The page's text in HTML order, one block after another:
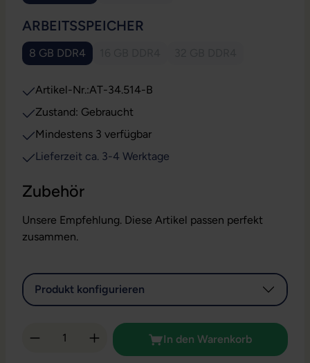
ARBEITSSPEICHER
8 GB DDR4
Artikel-Nr.:AT-34.514-B
Zustand: Gebraucht
Mindestens 3 verfügbar
Lieferzeit ca. 3-4 Werktage
Zubehör
Unsere Empfehlung. Diese Artikel passen perfekt
zusammen.
Produkt konfigurieren
Produkt Anzahl: Gib den gewünschten
In den Warenkorb